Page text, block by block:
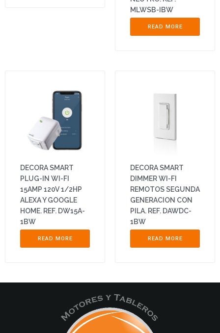
MLWSB-IBW
READ MORE
DECORA SMART
PLUG-IN WI-FI
15AMP 120V 1/2HP
ALEXA Y GOOGLE
HOME. REF. DW15A-
1BW
READ MORE
DECORA SMART
DIMMER WI-FI
REMOTOS SEGUNDA
GENERACION CON
PILA. REF. DAWDC-
1BW
READ MORE